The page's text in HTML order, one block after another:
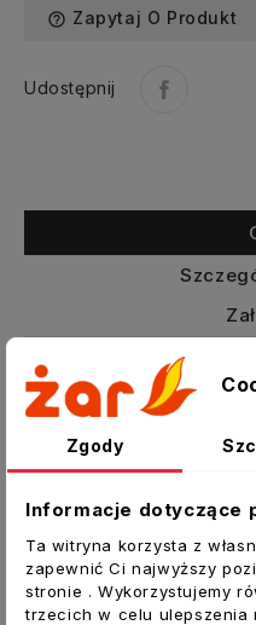
help_outline Zapytaj O Produkt
Udostępnij
Trójnik Y-portki
Trójnik okrągły
równomierne
do odnóg systemu.
Dane techniczne:
Typ: Trójnik
Średnica [mm]:150
Zgody
Informacje dotyczące
Ta witryna korzysta z
zapewnić Ci najwyższy
stronie . Wykorzystujemy
trzecich w celu ulepszenia